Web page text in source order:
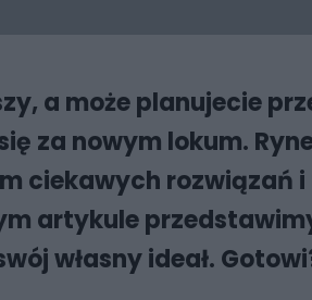
a może planujecie
za nowym lokum.
ciekawych
artykule
własny ideał.